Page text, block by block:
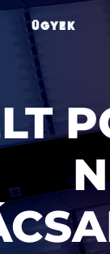
ÜGYEK